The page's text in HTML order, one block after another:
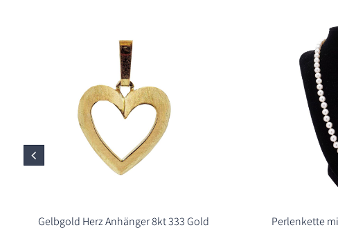
Gelbgold Herz Anhänger 8kt 333 Gold Perlenkette